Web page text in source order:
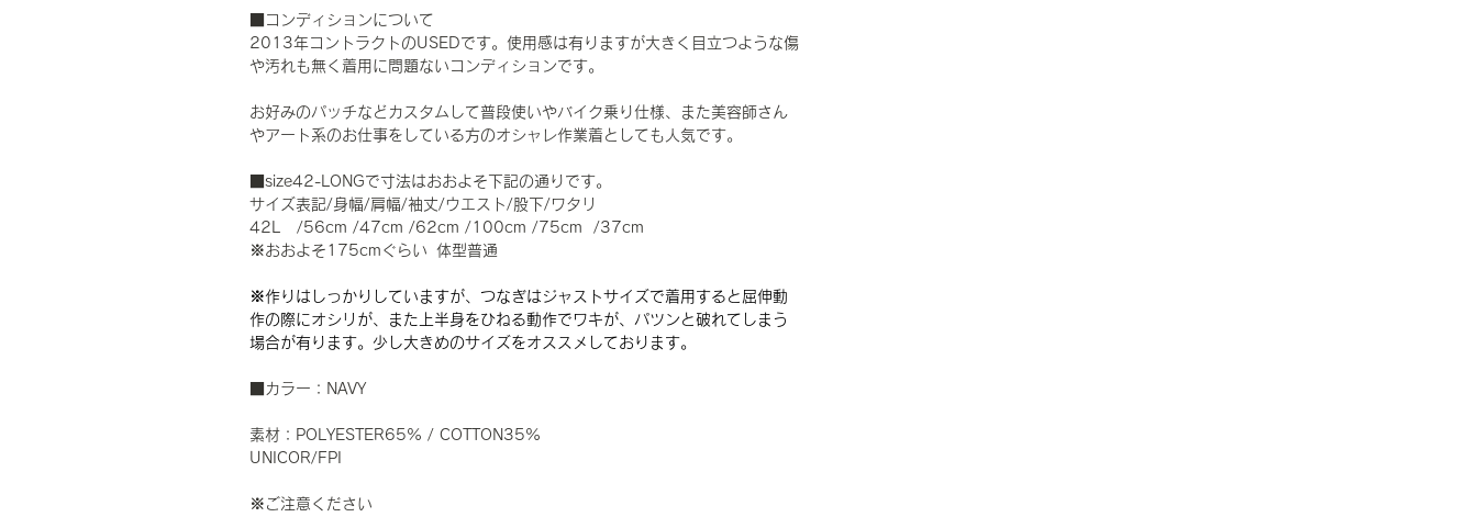
■コンディションについて
2013年コントラクトのUSEDです。使用感は有りますが大きく目立つような傷
や汚れも無く着用に問題ないコンディションです。
お好みのパッチなどカスタムして普段使いやバイク乗り仕様、また美容師さん
やアート系のお仕事をしている方のオシャレ作業着としても人気です。
■size42-LONGで寸法はおおよそ下記の通りです。
サイズ表記/身幅/肩幅/袖丈/ウエスト/股下/ワタリ
42L /56cm /47cm /62cm /100cm /75cm /37cm
※おおよそ175cmぐらい 体型普通
※作りはしっかりしていますが、つなぎはジャストサイズで着用すると屈伸動
作の際にオシリが、また上半身をひねる動作でワキが、パツンと破れてしまう
場合が有ります。少し大きめのサイズをオススメしております。
■カラー：NAVY
素材：POLYESTER65% / COTTON35%
UNICOR/FPI
※ご注意ください